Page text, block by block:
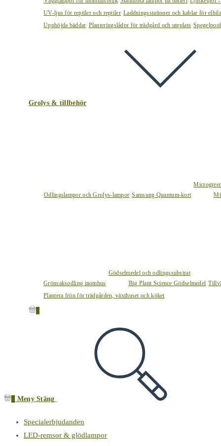
UV-ljus för reptiler och reptiler Laddningsstationer och kablar för
Upphöjda bäddar Planteringslådor för trädgård och uteplats Spegelpool
Grolys & tillbehör
Odlingslampor och Grolys-lampor Samsung Quantum-kort
Grönsaksodling inomhus
Gödselmedel och odlingssubstrat
Big Plant Science Gödselmedel
Plantera frön för trädgården, växthuset och köket
Meny Stäng
Specialerbjudanden
LED-remsor & glödlampor